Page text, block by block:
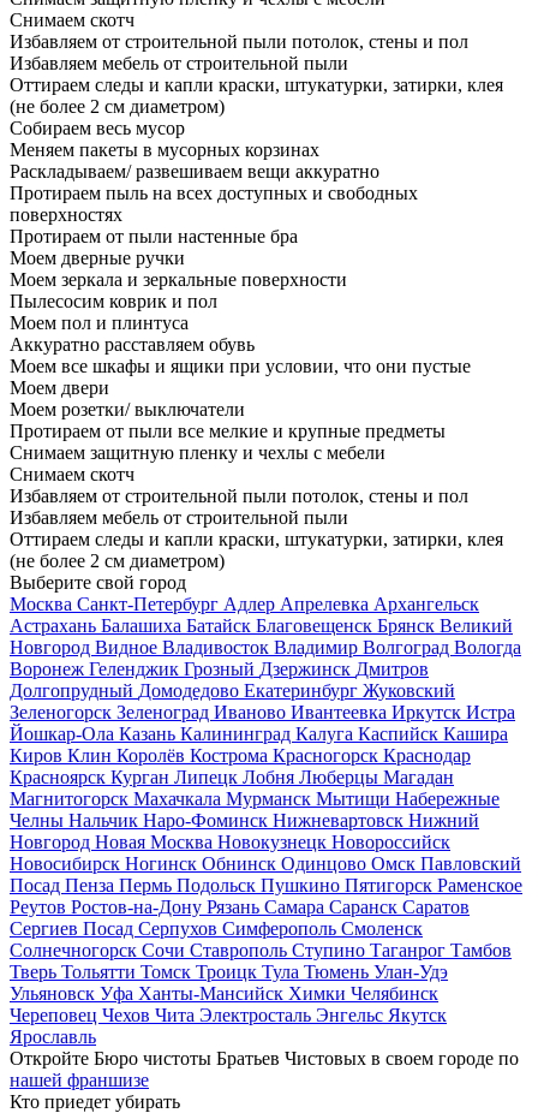
Снимаем скотч
Избавляем от строительной пыли потолок, стены и пол
Избавляем мебель от строительной пыли
Оттираем следы и капли краски, штукатурки, затирки, клея
(не более 2 см диаметром)
Собираем весь мусор
Меняем пакеты в мусорных корзинах
Раскладываем/ развешиваем вещи аккуратно
Протираем пыль на всех доступных и свободных
поверхностях
Протираем от пыли настенные бра
Моем дверные ручки
Моем зеркала и зеркальные поверхности
Пылесосим коврик и пол
Моем пол и плинтуса
Аккуратно расставляем обувь
Моем все шкафы и ящики при условии, что они пустые
Моем двери
Моем розетки/ выключатели
Протираем от пыли все мелкие и крупные предметы
Снимаем защитную пленку и чехлы с мебели
Снимаем скотч
Избавляем от строительной пыли потолок, стены и пол
Избавляем мебель от строительной пыли
Оттираем следы и капли краски, штукатурки, затирки, клея
(не более 2 см диаметром)
Выберите свой город
Москва Санкт-Петербург Адлер Апрелевка Архангельск
Астрахань Балашиха Батайск Благовещенск Брянск Великий
Новгород Видное Владивосток Владимир Волгоград Вологда
Воронеж Геленджик Грозный Дзержинск Дмитров
Долгопрудный Домодедово Екатеринбург Жуковский
Зеленогорск Зеленоград Иваново Ивантеевка Иркутск Истра
Йошкар-Ола Казань Калининград Калуга Каспийск Кашира
Киров Клин Королёв Кострома Красногорск Краснодар
Красноярск Курган Липецк Лобня Люберцы Магадан
Магнитогорск Махачкала Мурманск Мытищи Набережные
Челны Нальчик Наро-Фоминск Нижневартовск Нижний
Новгород Новая Москва Новокузнецк Новороссийск
Новосибирск Ногинск Обнинск Одинцово Омск Павловский
Посад Пенза Пермь Подольск Пушкино Пятигорск Раменское
Реутов Ростов-на-Дону Рязань Самара Саранск Саратов
Сергиев Посад Серпухов Симферополь Смоленск
Солнечногорск Сочи Ставрополь Ступино Таганрог Тамбов
Тверь Тольятти Томск Троицк Тула Тюмень Улан-Удэ
Ульяновск Уфа Ханты-Мансийск Химки Челябинск
Череповец Чехов Чита Электросталь Энгельс Якутск
Ярославль
Откройте Бюро чистоты Братьев Чистовых в своем городе по
нашей франшизе
Кто приедет убирать